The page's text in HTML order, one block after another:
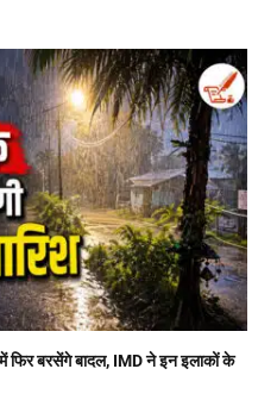
बरसेंगे बादल, IMD ने इन इलाकों के